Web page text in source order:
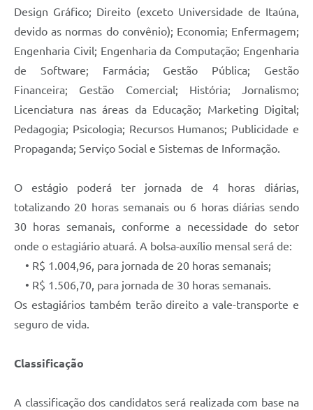
Design Gráfico; Direito (exceto Universidade de Itaúna,
devido as normas do convênio); Economia; Enfermagem;
Engenharia Civil; Engenharia da Computação; Engenharia
de Software; Farmácia; Gestão Pública; Gestão
Financeira; Gestão Comercial; História; Jornalismo;
Licenciatura nas áreas da Educação; Marketing Digital;
Pedagogia; Psicologia; Recursos Humanos; Publicidade e
Propaganda; Serviço Social e Sistemas de Informação.
O estágio poderá ter jornada de 4 horas diárias,
totalizando 20 horas semanais ou 6 horas diárias sendo
30 horas semanais, conforme a necessidade do setor
onde o estagiário atuará. A bolsa-auxílio mensal será de:
• R$ 1.004,96, para jornada de 20 horas semanais;
• R$ 1.506,70, para jornada de 30 horas semanais.
Os estagiários também terão direito a vale-transporte e
seguro de vida.
Classificação
A classificação dos candidatos será realizada com base na